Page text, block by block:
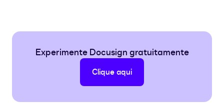
Experimente Docusign gratuitamente
Clique aqui